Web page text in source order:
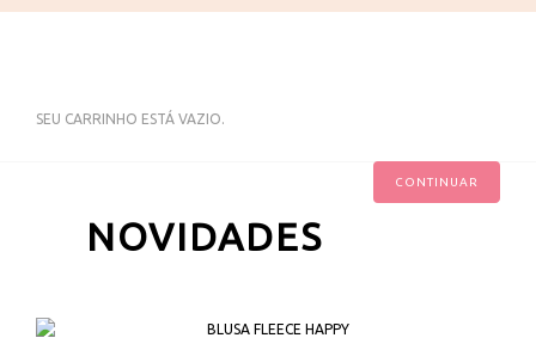
SEU CARRINHO ESTÁ VAZIO.
CONTINUAR
NOVIDADES